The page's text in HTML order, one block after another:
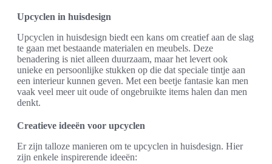
Upcyclen in huisdesign
Upcyclen in huisdesign biedt een kans om creatief aan de slag
te gaan met bestaande materialen en meubels. Deze
benadering is niet alleen duurzaam, maar het levert ook
unieke en persoonlijke stukken op die dat speciale tintje aan
een interieur kunnen geven. Met een beetje fantasie kan men
vaak veel meer uit oude of ongebruikte items halen dan men
denkt.
Creatieve ideeën voor upcyclen
Er zijn talloze manieren om te upcyclen in huisdesign. Hier
zijn enkele inspirerende ideeën: